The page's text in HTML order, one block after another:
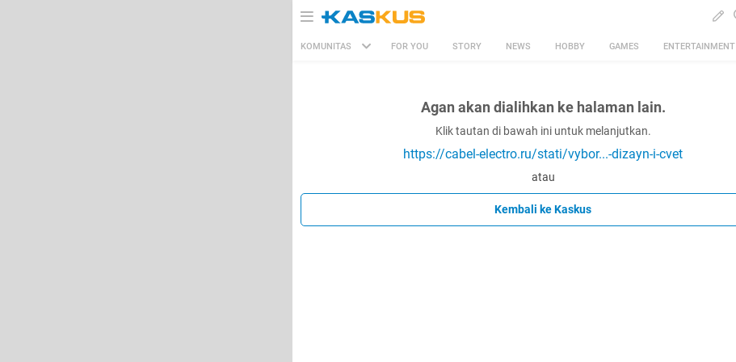
KOMUNITAS FOR YOU STORY NEWS HOBBY GAMES ENTERTAINMENT
Agan akan dialihkan ke halaman lain.
Klik tautan di bawah ini untuk melanjutkan.
https://cabel-electro.ru/stati/vybor...-dizayn-i-cvet
atau
Kembali ke Kaskus